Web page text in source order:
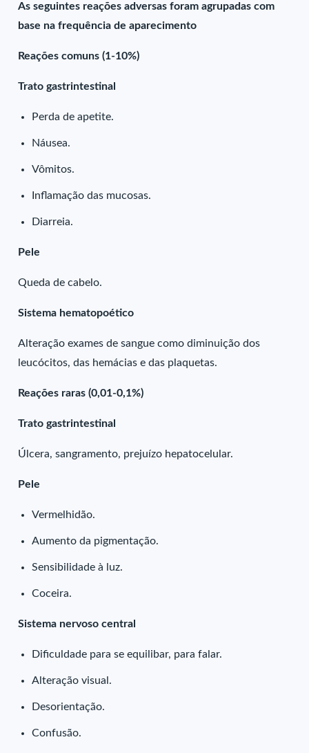
As seguintes reações adversas foram agrupadas com
base na frequência de aparecimento
Reações comuns (1-10%)
Trato gastrintestinal
Perda de apetite.
Náusea.
Vômitos.
Inflamação das mucosas.
Diarreia.
Pele
Queda de cabelo.
Sistema hematopoético
Alteração exames de sangue como diminuição dos
leucócitos, das hemácias e das plaquetas.
Reações raras (0,01-0,1%)
Trato gastrintestinal
Úlcera, sangramento, prejuízo hepatocelular.
Pele
Vermelhidão.
Aumento da pigmentação.
Sensibilidade à luz.
Coceira.
Sistema nervoso central
Dificuldade para se equilibar, para falar.
Alteração visual.
Desorientação.
Confusão.